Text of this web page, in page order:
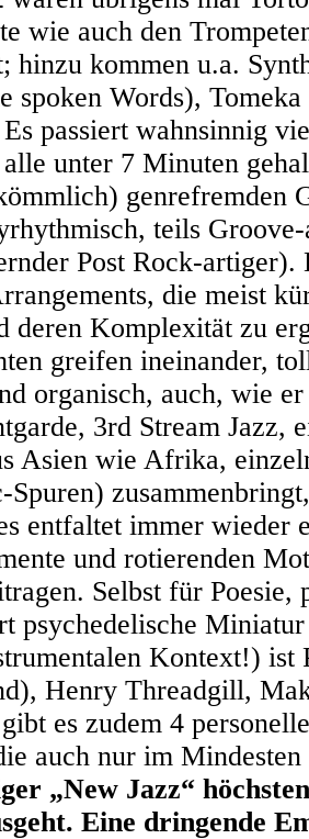
wie auch den
hinzu kommen u.a.
spoken Words),
passiert wahnsinnig
unter 7 Minuten
genrefremden
teils
Post Rock-
die meist
deren Komplexität zu
greifen ineinander,
organisch, auch, wie
3rd Stream Jazz,
Asien wie Afrika,
entfaltet immer wieder
und rotierenden
Selbst für
psychedelische
Kontext!) ist
Henry Threadgill,
es zudem 4
auch nur im
„New Jazz“
Eine dringende